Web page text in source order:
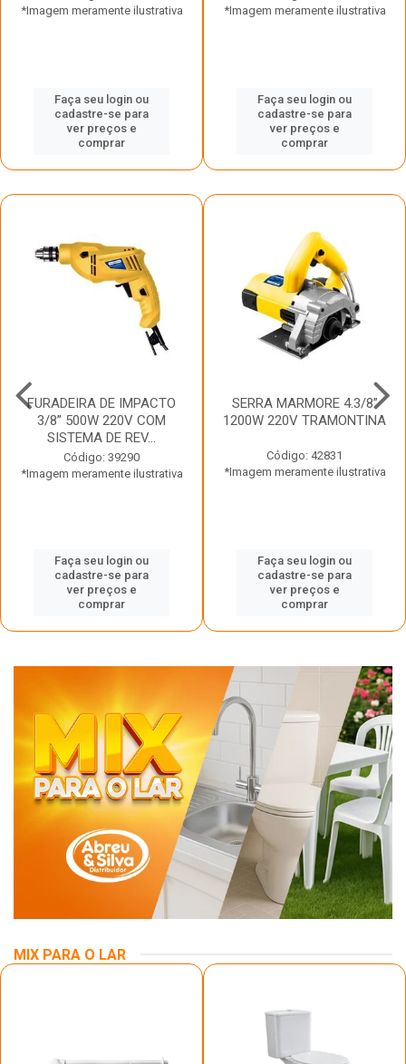
*Imagem meramente ilustrativa
Faça seu login ou
cadastre-se para
ver preços e
comprar
*Imagem meramente ilustrativa
Faça seu login ou
cadastre-se para
ver preços e
comprar
FURADEIRA DE IMPACTO
3/8” 500W 220V COM
SISTEMA DE REV...
Código: 39290
*Imagem meramente ilustrativa
Faça seu login ou
cadastre-se para
ver preços e
comprar
SERRA MARMORE 4.3/8”
1200W 220V TRAMONTINA
Código: 42831
*Imagem meramente ilustrativa
Faça seu login ou
cadastre-se para
ver preços e
comprar
MIX PARA O LAR